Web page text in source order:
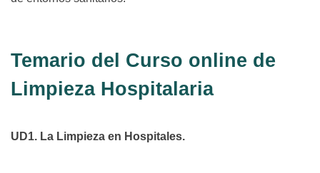
Temario del Curso online de
Limpieza Hospitalaria
UD1. La Limpieza en Hospitales.